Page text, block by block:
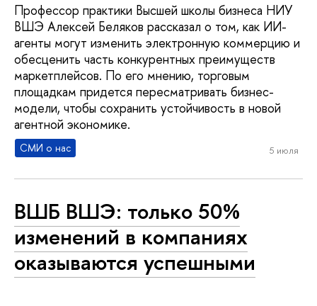
Профессор практики Высшей школы бизнеса НИУ
ВШЭ Алексей Беляков рассказал о том, как ИИ-
агенты могут изменить электронную коммерцию и
обесценить часть конкурентных преимуществ
маркетплейсов. По его мнению, торговым
площадкам придется пересматривать бизнес-
модели, чтобы сохранить устойчивость в новой
агентной экономике.
СМИ о нас 5 июля
ВШБ ВШЭ: только 50%
изменений в компаниях
оказываются успешными